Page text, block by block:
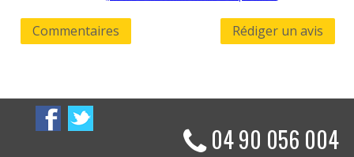
Commentaires Rédiger un avis
04 90 056 004